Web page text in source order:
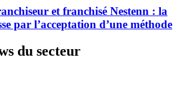
et franchisé Nestenn : la
par l’acceptation d’une méthode
du secteur